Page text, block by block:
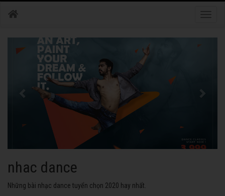
nhac dance
Những bài nhạc dance tuyển chọn 2020 hay nhất.